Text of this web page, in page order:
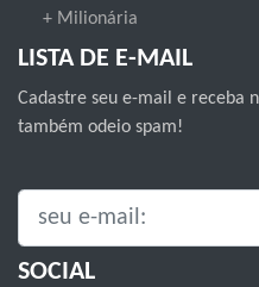
+ Milionária
LISTA DE E-MAIL
Cadastre seu e-mail e receba
também odeio spam!
SEU E-MAIL:
SOCIAL